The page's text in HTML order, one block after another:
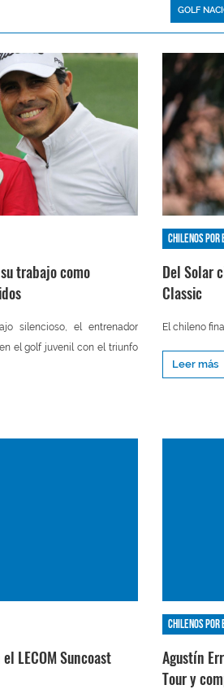
GOLF
trabajo como
silencioso, el entrenador
el golf juvenil con el triunfo
Chilenos por
Del Solar
Classic
El chileno
Leer más
LECOM Suncoast
Chilenos por
Agustín
Tour y